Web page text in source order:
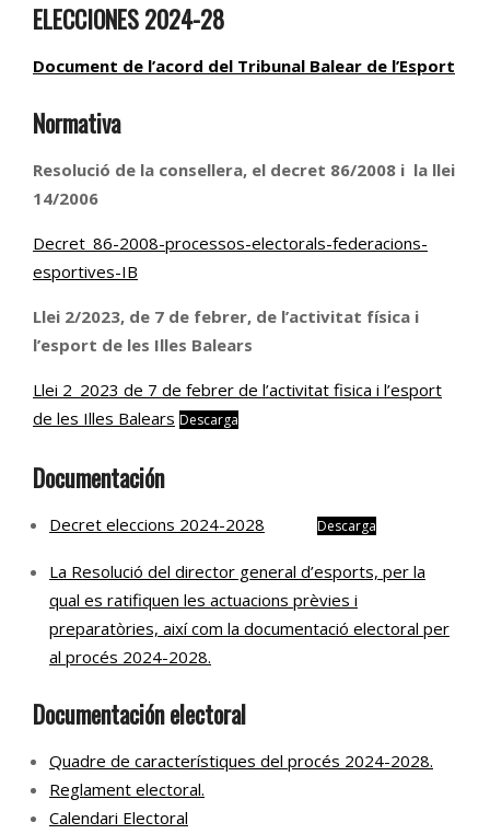
ELECCIONES 2024-28
Document de l’acord del Tribunal Balear de l’Esport
Normativa
Resolució de la consellera, el decret 86/2008 i la llei
14/2006
Decret_86-2008-processos-electorals-federacions-
esportives-IB
Llei 2/2023, de 7 de febrer, de l’activitat física i
l’esport de les Illes Balears
Llei 2_2023 de 7 de febrer de l’activitat fisica i l’esport
de les Illes Balears Descarga
Documentación
Decret eleccions 2024-2028 Descarga
La Resolució del director general d’esports, per la
qual es ratifiquen les actuacions prèvies i
preparatòries, així com la documentació electoral per
al procés 2024-2028.
Documentación electoral
Quadre de característiques del procés 2024-2028.
Reglament electoral.
Calendari Electoral